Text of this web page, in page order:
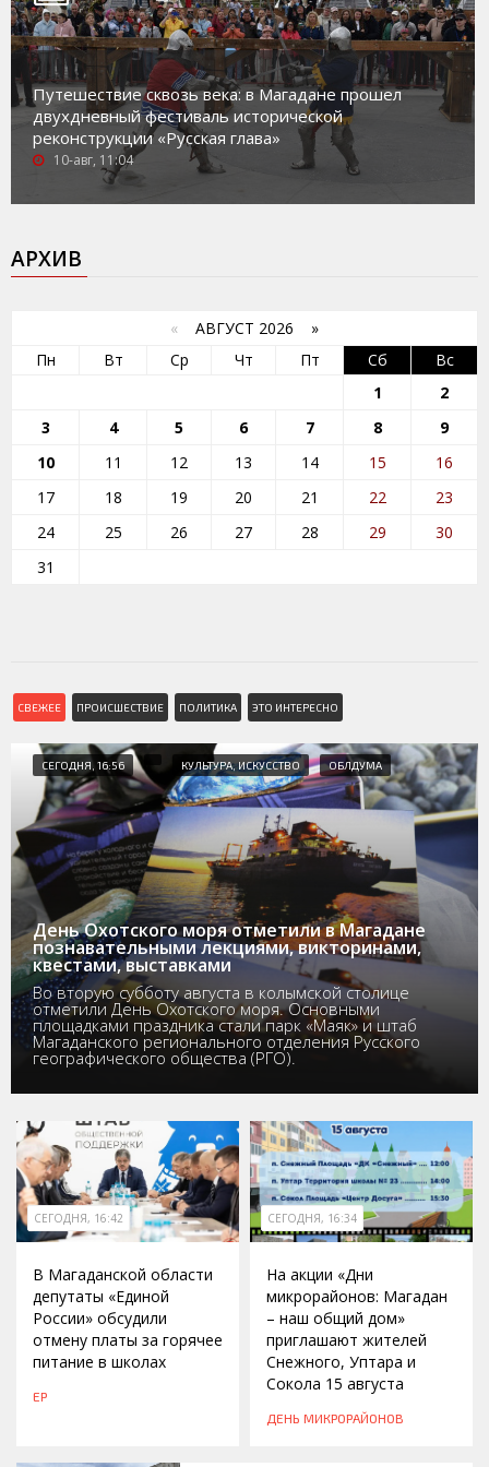
Путешествие сквозь века: в Магадане прошел
двухдневный фестиваль исторической
реконструкции «Русская глава»
10-авг, 11:04
АРХИВ
« АВГУСТ 2026 »
Пн
Вт Ср Чт Пт Сб
Вс
1
2
3
4 5 6 7 8
9
10
11 12 13 14 15
16
17
18 19 20 21 22
23
24
25 26 27 28 29
30
31
СВЕЖЕЕ ПРОИСШЕСТВИЕ ПОЛИТИКА ЭТО ИНТЕРЕСНО
СЕГОДНЯ, 16:56 КУЛЬТУРА, ИСКУССТВО ОБЛДУМА
День Охотского моря отметили в Магадане
познавательными лекциями, викторинами,
квестами, выставками
Во вторую субботу августа в колымской столице
отметили День Охотского моря. Основными
площадками праздника стали парк «Маяк» и штаб
Магаданского регионального отделения Русского
географического общества (РГО).
СЕГОДНЯ, 16:42
В Магаданской области
депутаты «Единой
России» обсудили
отмену платы за горячее
питание в школах
ЕР
СЕГОДНЯ, 16:34
На акции «Дни
микрорайонов: Магадан
– наш общий дом»
приглашают жителей
Снежного, Уптара и
Сокола 15 августа
ДЕНЬ МИКРОРАЙОНОВ